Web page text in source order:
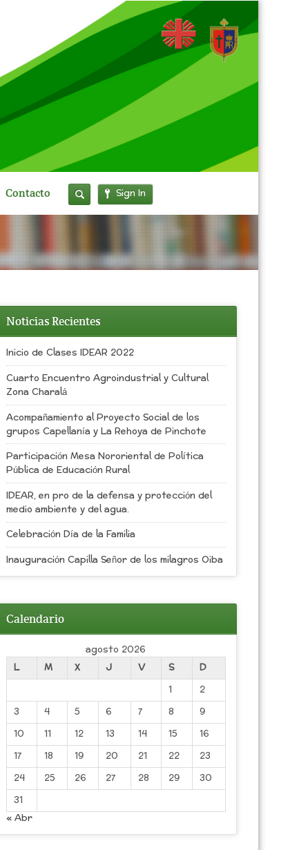
Contacto Sign In
Noticias Recientes
Inicio de Clases IDEAR 2022
Cuarto Encuentro Agroindustrial y Cultural
Zona Charalá
Acompañamiento al Proyecto Social de los
grupos Capellanía y La Rehoya de Pinchote
Participación Mesa Nororiental de Política
Pública de Educación Rural
IDEAR, en pro de la defensa y protección del
medio ambiente y del agua.
Celebración Día de la Familia
Inauguración Capilla Señor de los milagros Oiba
Calendario
agosto 2026
L
M X J V S
D
1
2
3
4 5 6 7 8
9
10
11 12 13 14 15
16
17
18 19 20 21 22
23
24
25 26 27 28 29
30
31
« Abr